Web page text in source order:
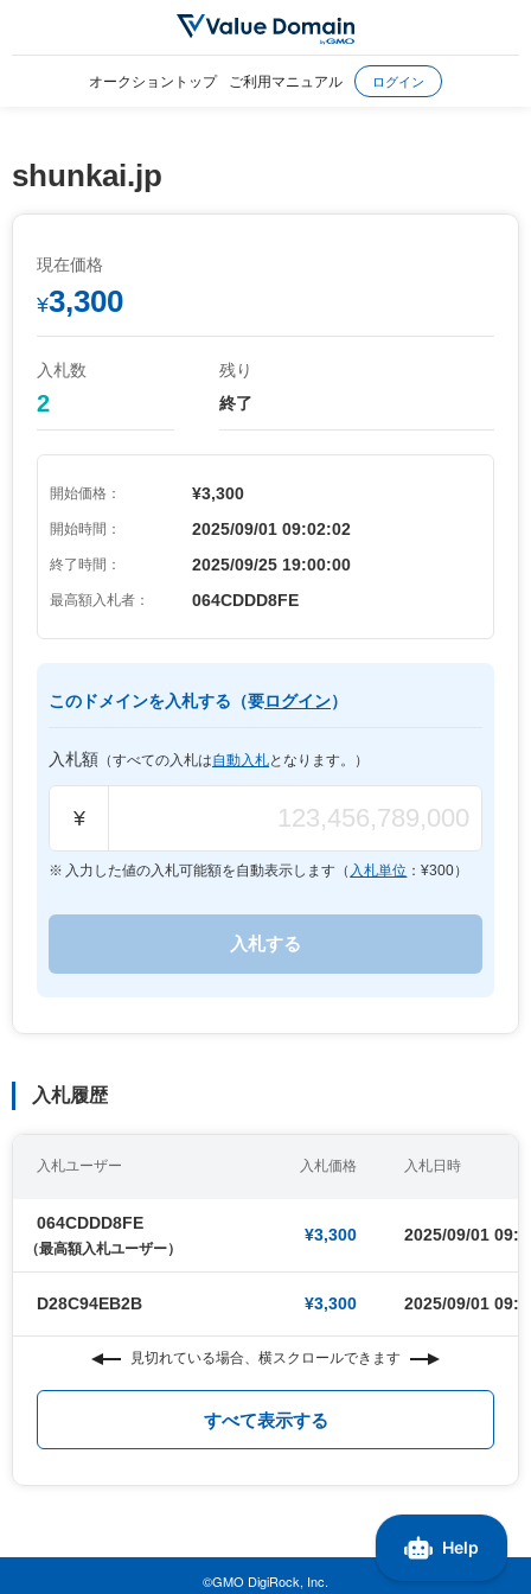
オークショントップ ご利用マニュアル ログイン
shunkai.jp
現在価格
¥3,300
入札数
2
残り
終了
開始価格： ¥3,300
開始時間： 2025/09/01 09:02:02
終了時間： 2025/09/25 19:00:00
最高額入札者： 064CDDD8FE
このドメインを入札する（要ログイン）
入札額 （すべての入札は自動入札となります。）
¥
入力した値の入札可能額を自動表示します（ 入札単位 ：¥300）
入札履歴
入札ユーザー 入札価格 入札日時
064CDDD8FE
（最高額入札ユーザー）
¥3,300 2025/09/01
D28C94EB2B ¥3,300 2025/09/01
見切れている場合、横スクロールできます
すべて表示する
©GMO DigiRock, Inc.